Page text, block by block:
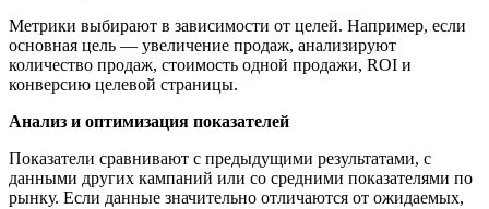
Метрики выбирают в зависимости от целей. Например, если
основная цель — увеличение продаж, анализируют
количество продаж, стоимость одной продажи, ROI и
конверсию целевой страницы.
Анализ и оптимизация показателей
Показатели сравнивают с предыдущими результатами, с
данными других кампаний или со средними показателями по
рынку. Если данные значительно отличаются от ожидаемых,